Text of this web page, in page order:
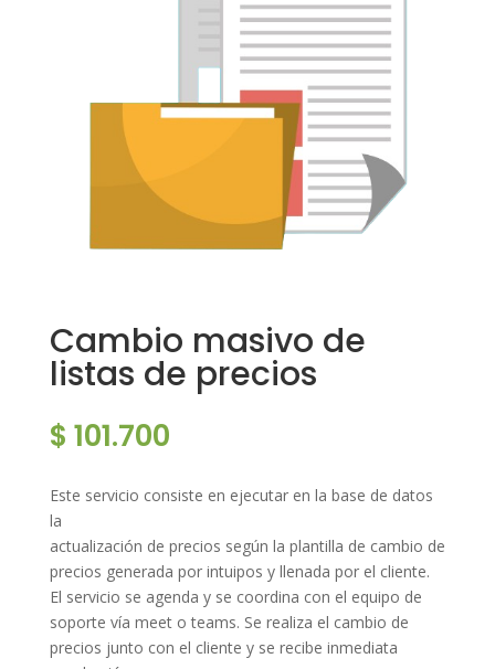
Cambio masivo de
listas de precios
$ 101.700
Este servicio consiste en ejecutar en la base de datos
la
actualización de precios según la plantilla de cambio de
precios generada por intuipos y llenada por el cliente.
El servicio se agenda y se coordina con el equipo de
soporte vía meet o teams. Se realiza el cambio de
precios junto con el cliente y se recibe inmediata